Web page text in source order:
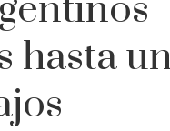
hasta